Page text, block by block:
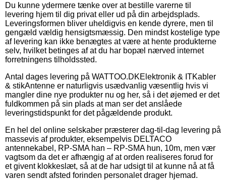
Du kunne ydermere tænke over at bestille varerne til
levering hjem til dig privat eller ud på din arbejdsplads.
Leveringsformen bliver uheldigvis en kende dyrere, men til
gengæld vældig hensigtsmæssig. Den mindst kostelige type
af levering kan ikke benægtes at være at hente produkterne
selv, hvilket betinges af at du har bopæl nærved internet
forretningens tilholdssted.
Antal dages levering på WATTOO.DKElektronik & ITKabler
& stikAntenne er naturligvis usædvanlig væsentlig hvis vi
mangler dine nye produkter nu og her, så i det øjemed er det
fuldkommen på sin plads at man ser det anslåede
leveringstidspunkt for det pågældende produkt.
En hel del online selskaber præsterer dag-til-dag levering på
massevis af produkter, eksempelvis DELTACO
antennekabel, RP-SMA han – RP-SMA hun, 10m, men vær
vagtsom da det er afhængig af at orden realiseres forud for
et givent klokkeslæt, så at de har udsigt til at kunne nå at få
varen sendt afsted forinden personalet drager hjemad.